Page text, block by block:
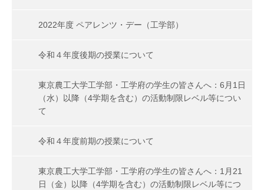
2022年度 ペアレンツ・デー（工学部）
令和４年度後期の授業について
東京農工大学工学部・工学府の学生の皆さんへ：6月1日
（水）以降（4学期を含む）の活動制限レベル等につい
て
令和４年度前期の授業について
東京農工大学工学部・工学府の学生の皆さんへ：1月21
日（金）以降（4学期を含む）の活動制限レベル等につ